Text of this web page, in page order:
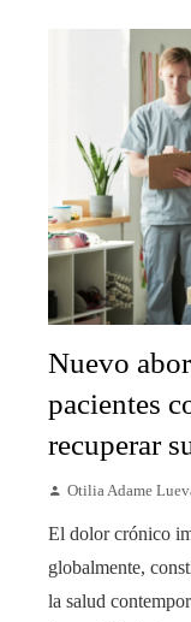
Nuevo
pacientes
recuperar
Otilia Adame
El dolor crónico
globalmente,
la salud